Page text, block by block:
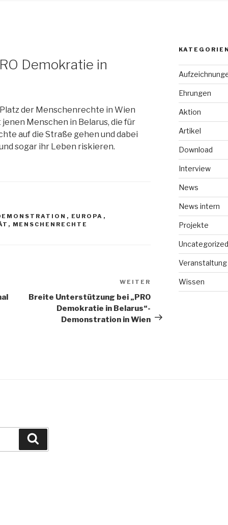
Demokratie in
Platz der Menschenrechte in Wien
Menschen in Belarus, die für
auf die Straße gehen und dabei
sogar ihr Leben riskieren.
, EUROPA ,
, MENSCHENRECHTE
Nächster
Beitrag
WEITER
Breite Unterstützung bei „PRO
Demokratie in Belarus“-
Demonstration in Wien
Ehrungen
Aktion
Artikel
Download
Interview
News
News intern
Projekte
Uncategorized
Veranstaltung
Wissen